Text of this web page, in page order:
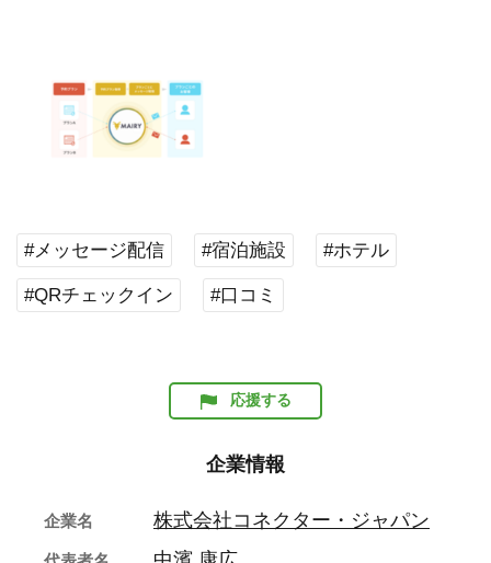
#メッセージ配信 #宿泊施設 #ホテル
#QRチェックイン #口コミ
応援する
企業情報
企業名 株式会社コネクター・ジャパン